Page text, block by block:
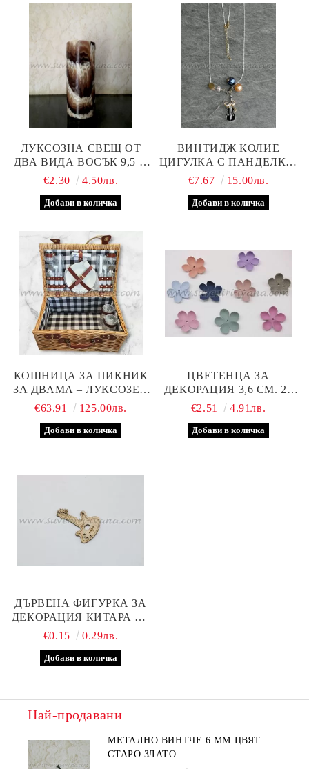
ЛУКСОЗНА СВЕЩ ОТ
ДВА ВИДА ВОСЪК 9,5 Х
4,0 СМ.
€2.30 4.50лв.
ВИНТИДЖ КОЛИЕ
ЦИГУЛКА С ПАНДЕЛКА,
ПЕРЛИ И МЪНИСТА
€7.67 15.00лв.
КОШНИЦА ЗА ПИКНИК
ЗА ДВАМА – ЛУКСОЗЕН
КОМПЛЕКТ ЗА
МОМЕНТИ
€63.91 125.00лв.
ЦВЕТЕНЦА ЗА
ДЕКОРАЦИЯ 3,6 СМ. 24
БРОЯ В ПАКЕТ
€2.51 4.91лв.
ДЪРВЕНА ФИГУРКА ЗА
ДЕКОРАЦИЯ КИТАРА 3,5
Х 2,3 СМ
€0.15 0.29лв.
Най-продавани
МЕТАЛНО ВИНТЧЕ 6 ММ ЦВЯТ
СТАРО ЗЛАТО